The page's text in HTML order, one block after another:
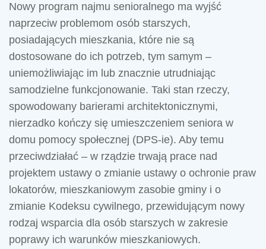
Nowy program najmu senioralnego ma wyjść
naprzeciw problemom osób starszych,
posiadających mieszkania, które nie są
dostosowane do ich potrzeb, tym samym –
uniemożliwiając im lub znacznie utrudniając
samodzielne funkcjonowanie. Taki stan rzeczy,
spowodowany barierami architektonicznymi,
nierzadko kończy się umieszczeniem seniora w
domu pomocy społecznej (DPS-ie). Aby temu
przeciwdziałać – w rządzie trwają prace nad
projektem ustawy o zmianie ustawy o ochronie praw
lokatorów, mieszkaniowym zasobie gminy i o
zmianie Kodeksu cywilnego, przewidującym nowy
rodzaj wsparcia dla osób starszych w zakresie
poprawy ich warunków mieszkaniowych.